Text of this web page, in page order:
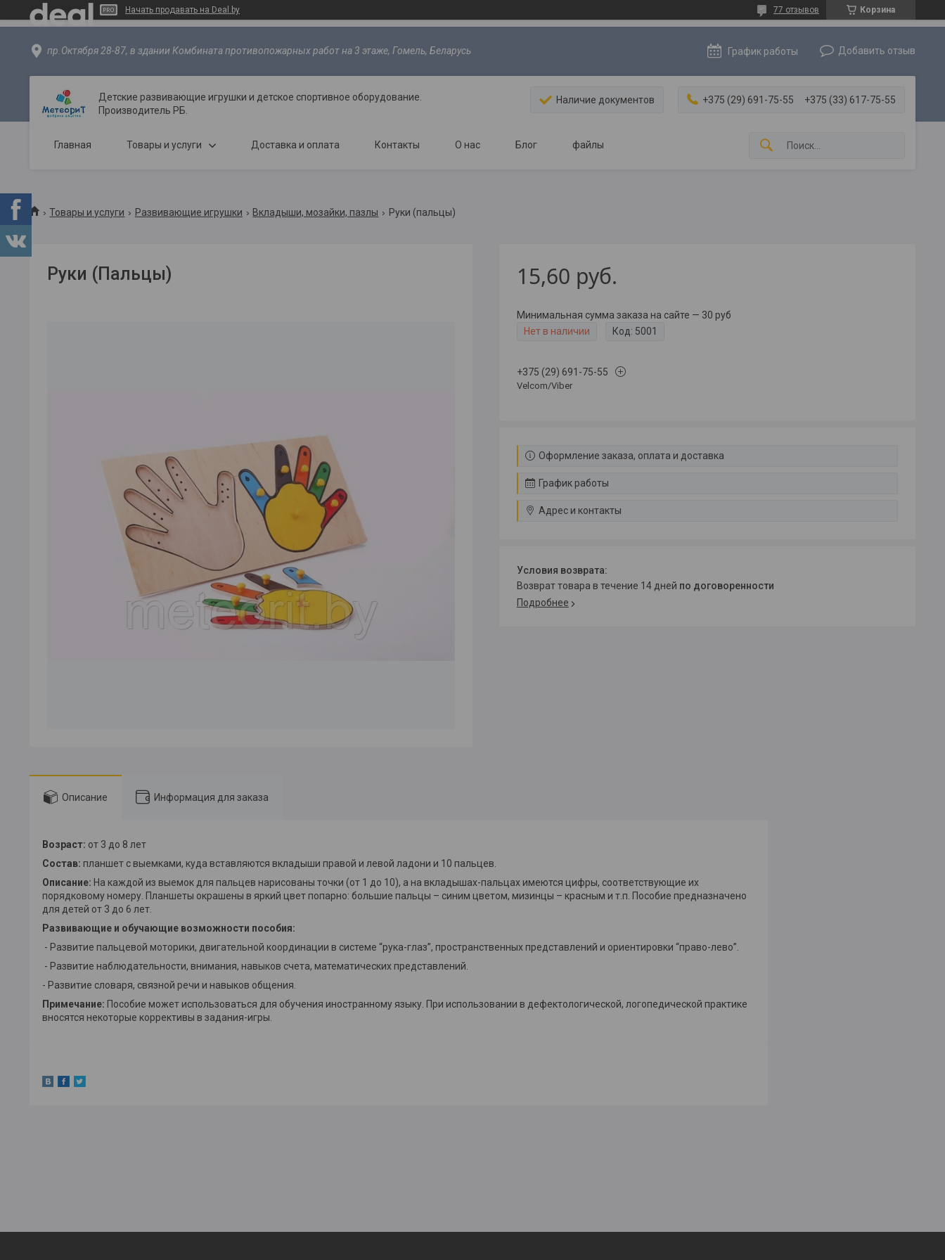
Начать продавать на Deal.by Корзина
77 отзывов
пр.Октября 28-87, в здании Комбината противопожарных работ на 3 этаже, Гомель, Беларусь График работы Добавить отзыв
Детские развивающие игрушки и детское спортивное оборудование.
Производитель РБ.
Наличие документов +375 (29) 691-75-55 +375 (33) 617-75-55
Главная Товары и услуги Доставка и оплата Контакты О нас Блог файлы
Товары и услуги Развивающие игрушки Вкладыши, мозайки, пазлы Руки (пальцы)
Руки (Пальцы) 15,60 руб.
Минимальная сумма заказа на сайте — 30 руб
Нет в наличии
Код: 5001
+375 (29) 691-75-55
Velcom/Viber
Оформление заказа, оплата и доставка
График работы
Адрес и контакты
возврат товара в течение 14 дней по договоренности
Подробнее
Описание Информация для заказа
Возраст: от 3 до 8 лет
Состав: планшет с выемками, куда вставляются вкладыши правой и левой ладони и 10 пальцев.
Описание: На каждой из выемок для пальцев нарисованы точки (от 1 до 10), а на вкладышах-пальцах имеются цифры, соответствующие их
порядковому номеру. Планшеты окрашены в яркий цвет попарно: большие пальцы – синим цветом, мизинцы – красным и т.п. Пособие предназначено
для детей от 3 до 6 лет.
Развивающие и обучающие возможности пособия:
- Развитие пальцевой моторики, двигательной координации в системе “рука-глаз”, пространственных представлений и ориентировки “право-лево”.
- Развитие наблюдательности, внимания, навыков счета, математических представлений.
- Развитие словаря, связной речи и навыков общения.
Примечание: Пособие может использоваться для обучения иностранному языку. При использовании в дефектологической, логопедической практике
вносятся некоторые коррективы в задания-игры.